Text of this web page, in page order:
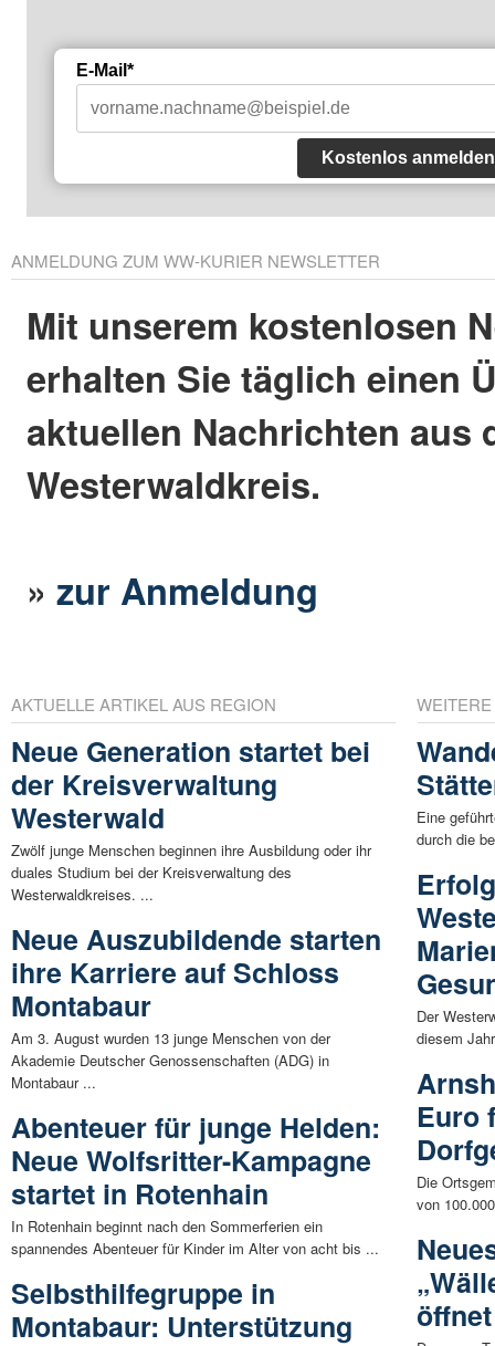
E-Mail*
Kostenlos anmelden
ANMELDUNG ZUM WW-KURIER NEWSLETTER
Mit unserem kostenlosen
erhalten Sie täglich einen
aktuellen Nachrichten aus
Westerwaldkreis.
»zur Anmeldung
AKTUELLE ARTIKEL AUS REGION
Neue Generation startet bei
der Kreisverwaltung
Westerwald
Zwölf junge Menschen beginnen ihre Ausbildung oder ihr
duales Studium bei der Kreisverwaltung des
Westerwaldkreises. ...
Neue Auszubildende starten
ihre Karriere auf Schloss
Montabaur
Am 3. August wurden 13 junge Menschen von der
Akademie Deutscher Genossenschaften (ADG) in
Montabaur ...
Abenteuer für junge Helden:
Neue Wolfsritter-Kampagne
startet in Rotenhain
In Rotenhain beginnt nach den Sommerferien ein
spannendes Abenteuer für Kinder im Alter von acht bis ...
Selbsthilfegruppe in
Montabaur: Unterstützung
Eine
durch die
Der
diesem
Euro
Die
von